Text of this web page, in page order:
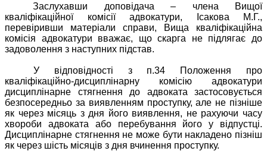
Заслухавши доповідача – члена Вищої
кваліфікаційної комісії адвокатури, Ісакова М.Г.,
перевіривши матеріали справи, Вища кваліфікаційна
комісія адвокатури вважає, що скарга не підлягає до
задоволення з наступних підстав.
У відповідності з п.34 Положення про
кваліфікаційно-дисциплінарну комісію адвокатури
дисциплінарне стягнення до адвоката застосовується
безпосередньо за виявленням проступку, але не пізніше
як через місяць з дня його виявлення, не рахуючи часу
хвороби адвоката або перебування його у відпустці.
Дисциплінарне стягнення не може бути накладено пізніш
як через шість місяців з дня вчинення проступку.